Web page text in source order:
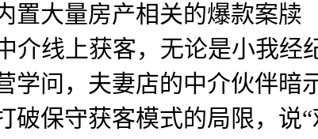
置大量房产相关的爆款案牍
介线上获客，无论是小我经
学问，夫妻店的中介伙伴暗
破保守获客模式的局限，说